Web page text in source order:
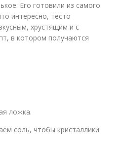
Его готовили из самого
интересно, тесто
хрустящим и с
в котором получаются
ложка.
соль, чтобы кристаллики